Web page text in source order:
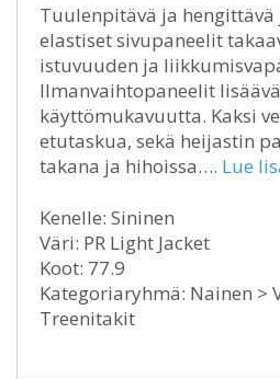
Tuulenpitävä ja
elastiset sivupaneelit
istuvuuden ja
Ilmanvaihtopaneelit
käyttömukavuutta. Kaksi
etutaskua, sekä heijastin
takana ja hihoissa…. Lue
Kenelle: Sininen
Väri: PR Light Jacket
Koot: 77.9
Kategoriaryhmä: Nainen >
Treenitakit